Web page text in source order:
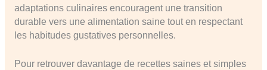
adaptations culinaires encouragent une transition
durable vers une alimentation saine tout en respectant
les habitudes gustatives personnelles.
Pour retrouver davantage de recettes saines et simples